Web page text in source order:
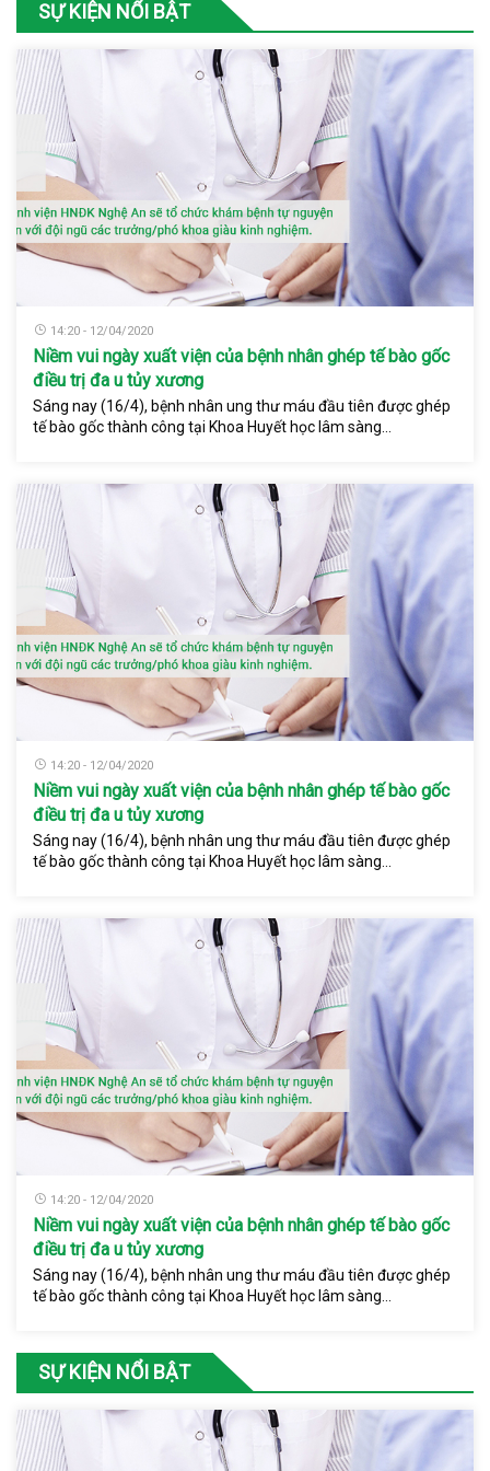
SỰ KIỆN NỔI BẬT
14:20 - 12/04/2020
Niềm vui ngày xuất viện của bệnh nhân ghép tế bào gốc
điều trị đa u tủy xương
Sáng nay (16/4), bệnh nhân ung thư máu đầu tiên được ghép
tế bào gốc thành công tại Khoa Huyết học lâm sàng...
14:20 - 12/04/2020
Niềm vui ngày xuất viện của bệnh nhân ghép tế bào gốc
điều trị đa u tủy xương
Sáng nay (16/4), bệnh nhân ung thư máu đầu tiên được ghép
tế bào gốc thành công tại Khoa Huyết học lâm sàng...
14:20 - 12/04/2020
Niềm vui ngày xuất viện của bệnh nhân ghép tế bào gốc
điều trị đa u tủy xương
Sáng nay (16/4), bệnh nhân ung thư máu đầu tiên được ghép
tế bào gốc thành công tại Khoa Huyết học lâm sàng...
SỰ KIỆN NỔI BẬT